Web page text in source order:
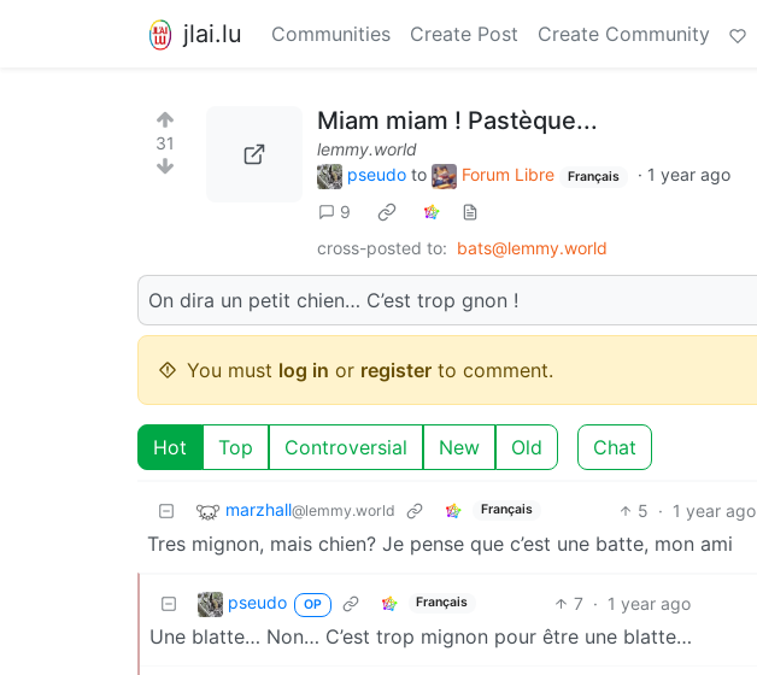
jlai.lu Communities Create Post Create Community
31
Miam miam ! Pastèque...
lemmy.world
pseudo to Forum Libre Français · 1 year ago
9
cross-posted to: bats@lemmy.world
On dira un petit chien… C’est trop gnon !
You must log in or register to comment.
Hot Top Controversial New Old Chat
marzhall@lemmy.world Français 5 · 1 year ago
Tres mignon, mais chien? Je pense que c’est une batte, mon ami
pseudo OP Français 7 · 1 year ago
Une blatte… Non… C’est trop mignon pour être une blatte…